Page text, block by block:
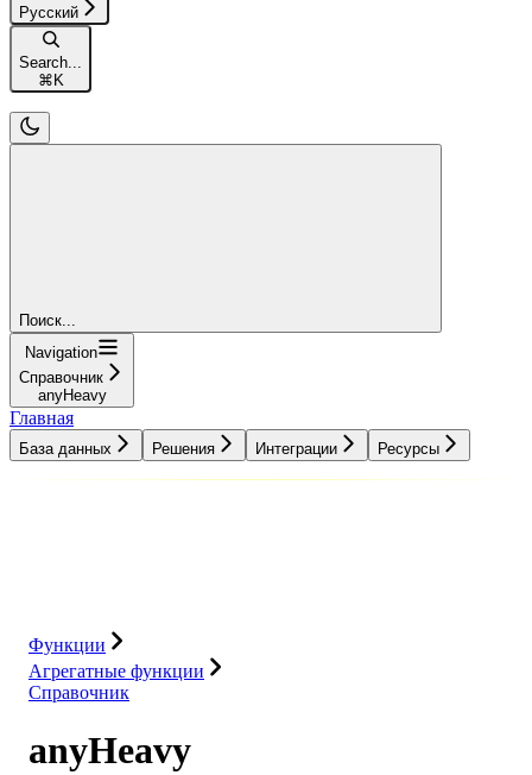
Русский
Search...
⌘K
Поиск...
Navigation
Справочник
anyHeavy
Главная
База данных Решения Интеграции Ресурсы
Функции
Агрегатные функции
Справочник
anyHeavy